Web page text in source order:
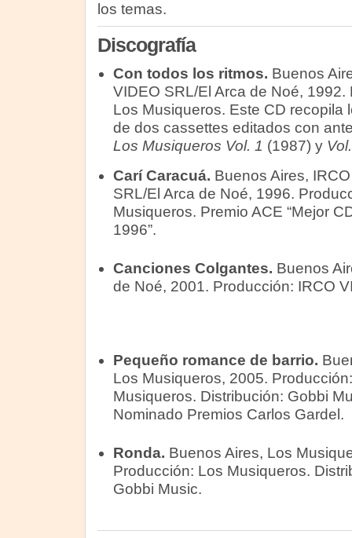
los temas.
Discografía
Con todos los ritmos. Buenos
VIDEO SRL/El Arca de Noé, 1992.
Los Musiqueros. Este CD recopila
de dos cassettes editados con
Los Musiqueros Vol. 1 (1987) y
Carí Caracuá. Buenos Aires,
SRL/El Arca de Noé, 1996.
Musiqueros. Premio ACE “Mejor
1996”.
Canciones Colgantes. Buenos
de Noé, 2001. Producción: IRCO
Pequeño romance de barrio.
Los Musiqueros, 2005.
Musiqueros. Distribución: Gobbi
Nominado Premios Carlos Gardel.
Ronda. Buenos Aires, Los
Producción: Los Musiqueros.
Gobbi Music.